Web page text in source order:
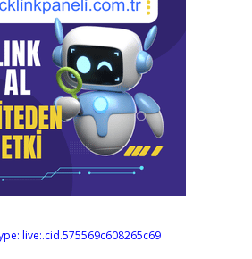
live:.cid.575569c608265c69